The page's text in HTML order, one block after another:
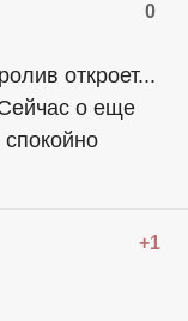
0
откроет...
о еще
+1